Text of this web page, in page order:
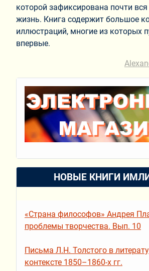
которой зафиксирована почти
жизнь. Книга содержит большое
иллюстраций, многие из которых
впервые.
НОВЫЕ КНИГИ
«Страна философов» Андрея
проблемы творчества. Вып. 10
Письма Л.Н. Толстого в
контексте 1850–1860-х гг.